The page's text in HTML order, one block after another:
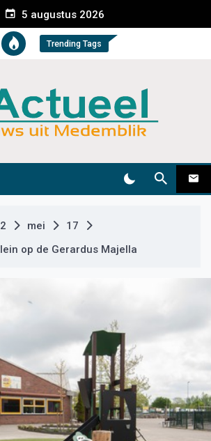
5 augustus 2026
Trending Tags
Actueel
mei
17
op de Gerardus Majella